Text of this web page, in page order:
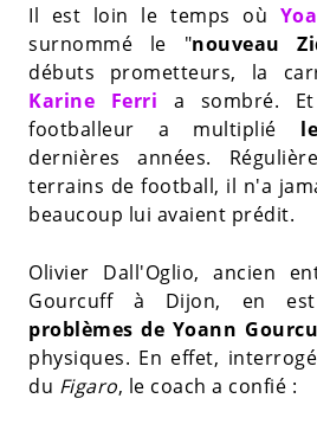
Il est loin le temps où
surnommé le "nouveau
débuts prometteurs, la
Karine Ferri a sombré.
footballeur a multiplié
dernières années.
terrains de football, il n'a
beaucoup lui avaient prédit.
Olivier Dall'Oglio, ancien
Gourcuff à Dijon, en
problèmes de Yoann
physiques. En effet,
du Figaro, le coach a confié :